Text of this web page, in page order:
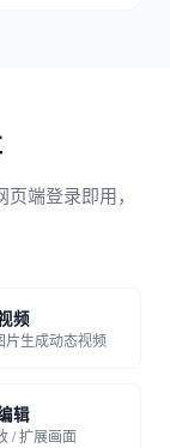
端登录即用，
频
片生成动态视频
辑
/ 扩展画面